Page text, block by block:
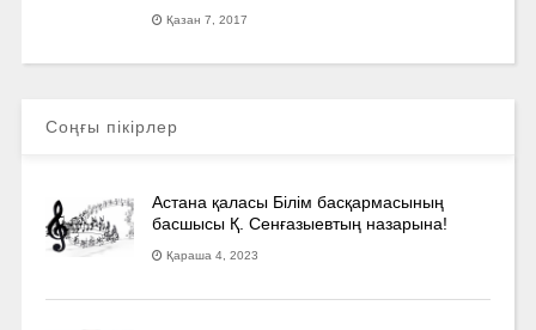
Қазан 7, 2017
Соңғы пікірлер
Астана қаласы Білім басқармасының
басшысы Қ. Сенғазыевтың назарына!
Қараша 4, 2023